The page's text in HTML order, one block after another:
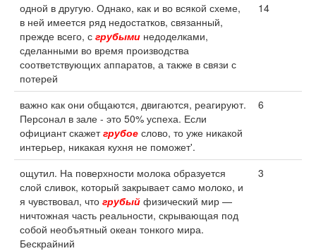
одной в другую. Однако, как и во всякой схеме,
в ней имеется ряд недостатков, связанный,
прежде всего, с грубыми недоделками,
сделанными во время производства
соответствующих аппаратов, а также в связи с
потерей
14
важно как они общаются, двигаются, реагируют.
Персонал в зале - это 50% успеха. Если
официант скажетгрубое слово, то уже никакой
интерьер, никакая кухня не поможет'.
6
ощутил. На поверхности молока образуется
слой сливок, который закрывает само молоко, и
я чувствовал, что грубый физический мир —
ничтожная часть реальности, скрывающая под
собой необъятный океан тонкого мира.
Бескрайний
3